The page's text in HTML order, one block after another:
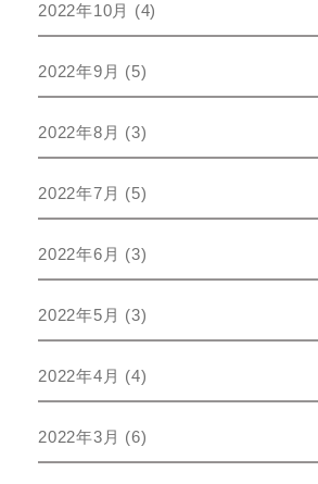
2022年10月 (4)
2022年9月 (5)
2022年8月 (3)
2022年7月 (5)
2022年6月 (3)
2022年5月 (3)
2022年4月 (4)
2022年3月 (6)